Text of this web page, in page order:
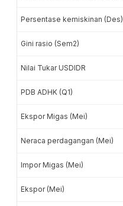
Persentase kemiskinan (Des)
Gini rasio (Sem2)
Nilai Tukar USDIDR
PDB ADHK (Q1)
Ekspor Migas (Mei)
Neraca perdagangan (Mei)
Impor Migas (Mei)
Ekspor (Mei)